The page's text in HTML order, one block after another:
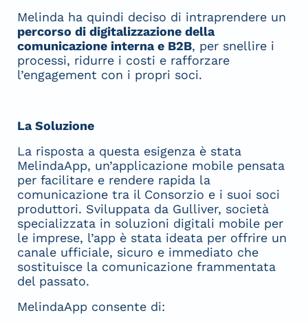
Melinda ha quindi deciso di intraprendere un
percorso di digitalizzazione della
comunicazione interna e B2B, per snellire i
processi, ridurre i costi e rafforzare
l’engagement con i propri soci.
La Soluzione
La risposta a questa esigenza è stata
MelindaApp, un’applicazione mobile pensata
per facilitare e rendere rapida la
comunicazione tra il Consorzio e i suoi soci
produttori. Sviluppata da Gulliver, società
specializzata in soluzioni digitali mobile per
le imprese, l’app è stata ideata per offrire un
canale ufficiale, sicuro e immediato che
sostituisce la comunicazione frammentata
del passato.
MelindaApp consente di: